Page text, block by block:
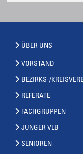
ÜBER UNS
VORSTAND
BEZIRKS-/
REFERATE
FACHGRUPPEN
JUNGER VLB
SENIOREN